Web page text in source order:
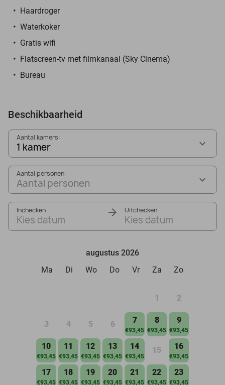
Haardroger
Waterkoker
Gratis wifi
Flatscreen-tv met filmkanaal (Sky Cinema)
Bureau
Beschikbaarheid
Aantal kamers:
1 kamer
Aantal personen:
Aantal personen
Inchecken
Kies datum
Uitchecken
Kies datum
augustus 2026
Ma
Di Wo Do Vr Za Zo
1 2
3 4 5 6 7
€93,45
8
€93,45
9
€93,45
10
€93,45
11
€93,45
12
€93,45
13
€93,45
14
€93,45
15 16
€93,45
17
€93,45
18
€93,45
19
€93,45
20
€93,45
21
€93,45
22
€93,45
23
€93,45